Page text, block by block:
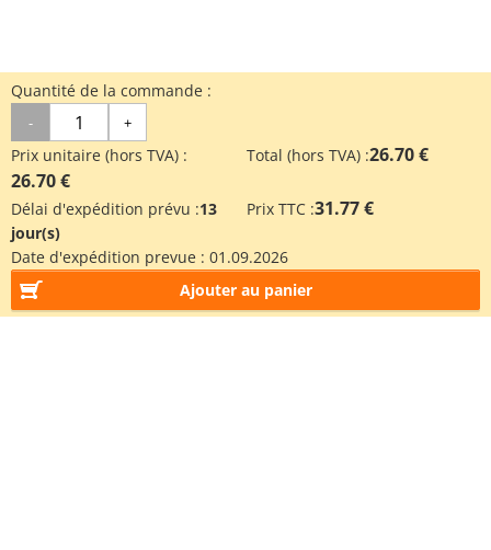
Quantité de la commande :
- +
Prix unitaire (hors TVA) :
26.70 €
Total (hors TVA) :26.70 €
Délai d'expédition prévu :13
jour(s)
Prix TTC :31.77 €
Date d'expédition prevue : 01.09.2026
Ajouter au panier